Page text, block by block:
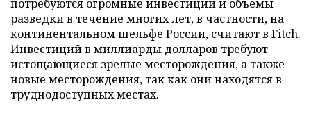
потребуются огромные инвестиции и объемы
разведки в течение многих лет, в частности, на
континентальном шельфе России, считают в Fitch.
Инвестиций в миллиарды долларов требуют
истощающиеся зрелые месторождения, а также
новые месторождения, так как они находятся в
труднодоступных местах.